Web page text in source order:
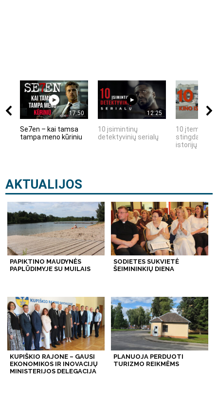
17:50
Se7en – kai tamsa
tampa meno kūriniu
12:25
10 įsimintinų
detektyvinių serialų
10 įtemptų,
stingdančių
istorijų
AKTUALIJOS
PAPIKTINO MAUDYNĖS
PAPLŪDIMYJE SU MUILAIS
SODIETES SUKVIETĖ
ŠEIMININKIŲ DIENA
KUPIŠKIO RAJONE – GAUSI
EKONOMIKOS IR INOVACIJŲ
MINISTERIJOS DELEGACIJA
PLANUOJA PERDUOTI
TURIZMO REIKMĖMS